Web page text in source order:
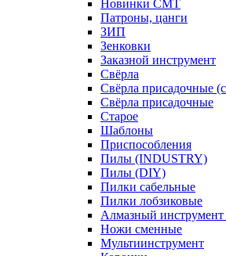
Новинки CMT
Патроны, цанги
ЗИП
Зенковки
Заказной инструмент
Свёрла
Свёрла присадочные
Свёрла присадочные
Старое
Шаблоны
Приспособления
Пилы (INDUSTRY)
Пилы (DIY)
Пилки сабельные
Пилки лобзиковые
Алмазный
Ножи сменные
Мультиинструмент